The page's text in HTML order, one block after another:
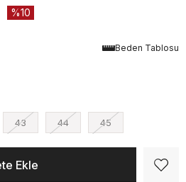
10
Beden Tablosu
43 44 45